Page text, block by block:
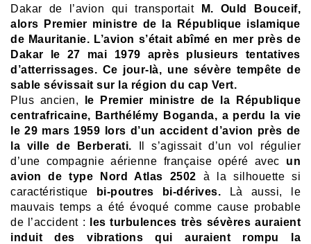
Dakar de l’avion qui transportait
M. Ould Bouceif,
alors Premier ministre de la République islamique
de Mauritanie. L’avion s’était abîmé en mer près de
Dakar le 27 mai 1979 après plusieurs tentatives
d’atterrissages. Ce jour-là, une sévère tempête de
sable sévissait sur la région du cap Vert.
Plus ancien,
le Premier ministre de la République
centrafricaine, Barthélémy Boganda, a perdu la vie
le 29 mars 1959 lors d’un accident d’avion près de
la ville de Berberati.
Il s’agissait d’un vol régulier
d’une compagnie aérienne française opéré avec un
avion de type Nord Atlas 2502 à la silhouette si
caractéristique
bi-poutres bi-dérives. Là aussi, le
mauvais temps a été évoqué comme cause probable
de l’accident :
les turbulences très sévères auraient
induit des vibrations qui auraient rompu la